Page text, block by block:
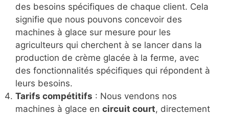
des besoins spécifiques de chaque client. Cela
signifie que nous pouvons concevoir des
machines à glace sur mesure pour les
agriculteurs qui cherchent à se lancer dans la
production de crème glacée à la ferme, avec
des fonctionnalités spécifiques qui répondent à
leurs besoins.
Tarifs compétitifs : Nous vendons nos
machines à glace en circuit court, directement